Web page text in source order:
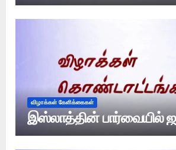
விழாக்கள் கேளிக்கைகள்
இஸ்லாத்தின் பார்வையில்